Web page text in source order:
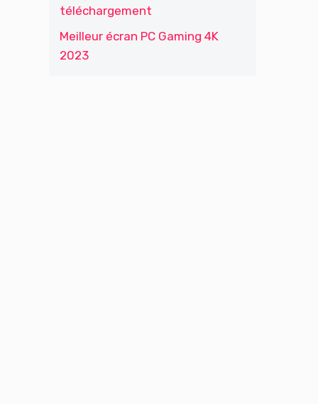
téléchargement
Meilleur écran PC Gaming 4K
2023